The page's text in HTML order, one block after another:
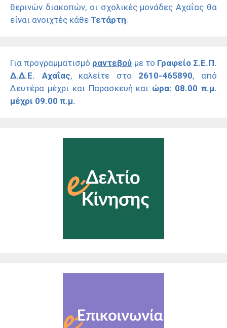
θερινών διακοπών, οι σχολικές μονάδες Αχαΐας θα
είναι ανοιχτές κάθε Τετάρτη.
Για προγραμματισμό ραντεβού με το Γραφείο Σ.Ε.Π.
Δ.Δ.Ε. Αχαΐας, καλείτε στο 2610-465890, από
Δευτέρα μέχρι και Παρασκευή και ώρα: 08.00 π.μ.
μέχρι 09.00 π.μ.